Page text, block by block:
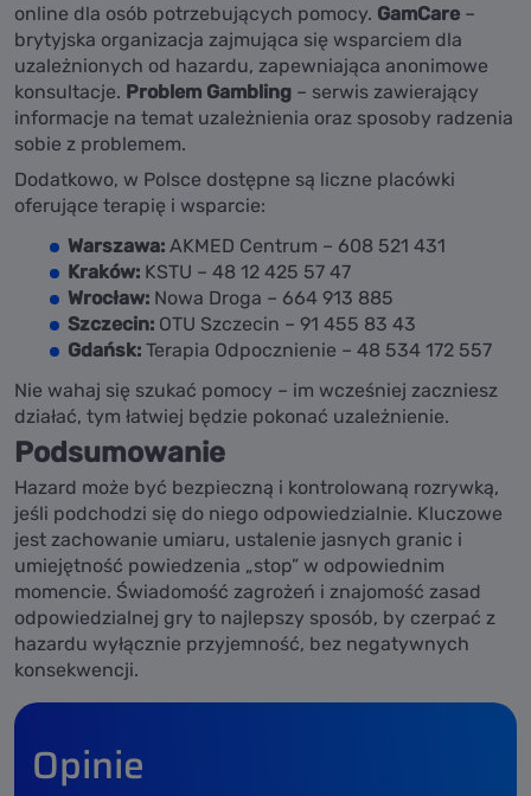
online dla osób potrzebujących pomocy. GamCare –
brytyjska organizacja zajmująca się wsparciem dla
uzależnionych od hazardu, zapewniająca anonimowe
konsultacje. Problem Gambling – serwis zawierający
informacje na temat uzależnienia oraz sposoby radzenia
sobie z problemem.
Dodatkowo, w Polsce dostępne są liczne placówki
oferujące terapię i wsparcie:
Warszawa: AKMED Centrum – 608 521 431
Kraków: KSTU – 48 12 425 57 47
Wrocław: Nowa Droga – 664 913 885
Szczecin: OTU Szczecin – 91 455 83 43
Gdańsk: Terapia Odpocznienie – 48 534 172 557
Nie wahaj się szukać pomocy – im wcześniej zaczniesz
działać, tym łatwiej będzie pokonać uzależnienie.
Podsumowanie
Hazard może być bezpieczną i kontrolowaną rozrywką,
jeśli podchodzi się do niego odpowiedzialnie. Kluczowe
jest zachowanie umiaru, ustalenie jasnych granic i
umiejętność powiedzenia „stop” w odpowiednim
momencie. Świadomość zagrożeń i znajomość zasad
odpowiedzialnej gry to najlepszy sposób, by czerpać z
hazardu wyłącznie przyjemność, bez negatywnych
konsekwencji.
Opinie